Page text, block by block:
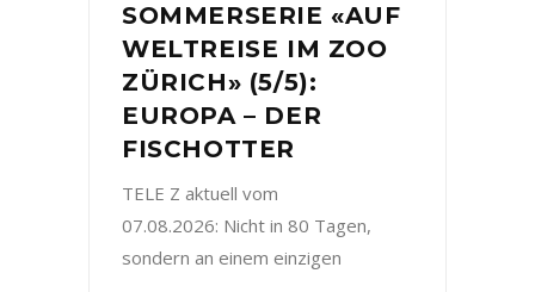
SOMMERSERIE «AUF
WELTREISE IM ZOO
ZÜRICH» (5/5):
EUROPA – DER
FISCHOTTER
TELE Z aktuell vom
07.08.2026: Nicht in 80 Tagen,
sondern an einem einzigen